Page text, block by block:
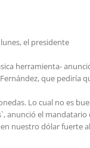
el presidente
herramienta-
que pediría
Lo cual no es
anunció el
nuestro dólar fuerte